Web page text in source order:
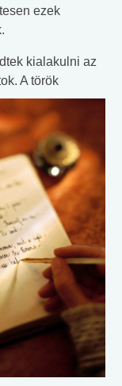
ezek
kialakulni az
A török